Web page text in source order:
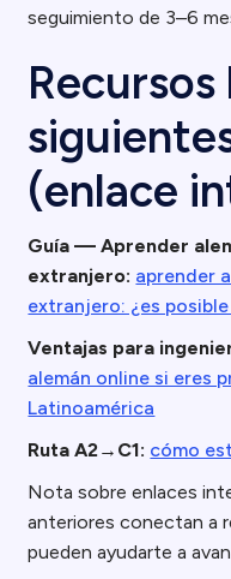
seguimiento de 3–6
(enlace
Guía — Aprender
extranjero: aprender
extranjero: ¿es
Ventajas para
alemán online si eres
Latinoamérica
Ruta A2→C1: cómo
Nota sobre enlaces
anteriores conectan a
pueden ayudarte a